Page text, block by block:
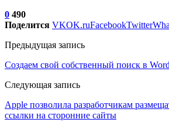
0 490
Поделится VKOK.ruFacebookTwitter
Предыдущая запись
Создаем свой собственный поиск в
Следующая запись
Apple позволила разработчикам
ссылки на сторонние сайты